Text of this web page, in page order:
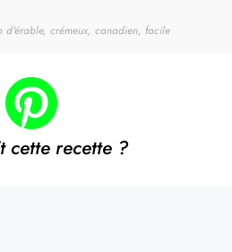
d'érable, crémeux, canadien, facile
cette recette ?